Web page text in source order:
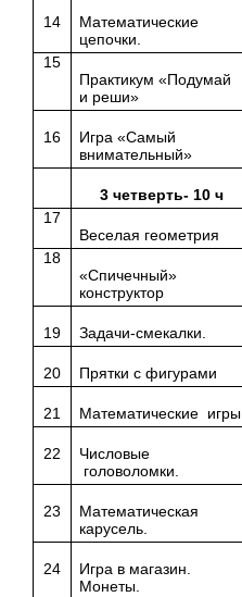
14
Математические
цепочки.
15
Практикум «Подумай
и реши»
16
Игра «Самый
внимательный»
3 четверть- 10 ч
17
Веселая геометрия
18
«Спичечный»
конструктор
19 Задачи-смекалки.
20 Прятки с фигурами
21 Математические игры
22
Числовые
головоломки.
23
Математическая
карусель.
24
Игра в магазин.
Монеты.